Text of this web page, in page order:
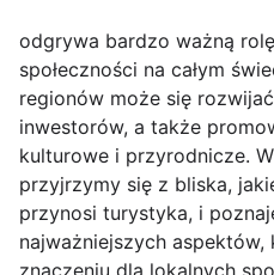
odgrywa bardzo ważną
społeczności na całym
regionów może się
inwestorów, a także
kulturowe i przyrodnicze.
przyjrzymy się z bliska,
przynosi turystyka, i
najważniejszych